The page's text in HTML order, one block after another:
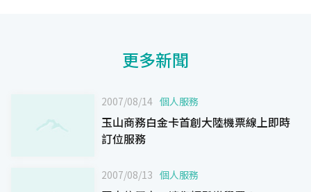
更多新聞
2007/08/14 個人服務
玉山商務白金卡首創大陸機票線上即時
訂位服務
2007/08/13 個人服務